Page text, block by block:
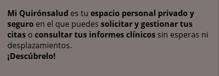
Mi Quirónsalud es tu espacio personal privado y
seguro en el que puedes solicitar y gestionar tus
citas o consultar tus informes clínicos sin esperas ni
desplazamientos.
¡Descúbrelo!